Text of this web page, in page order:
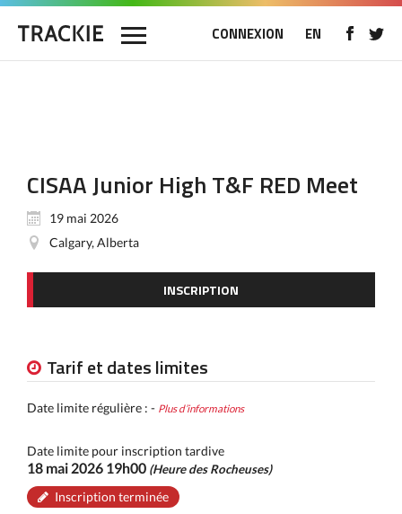
CONNEXION EN
CISAA Junior High T&F RED Meet
19 mai 2026
Calgary, Alberta
INSCRIPTION
Tarif et dates limites
Date limite régulière : - Plus d’informations
Date limite pour inscription tardive
18 mai 2026 19h00 (Heure des Rocheuses)
Inscription terminée